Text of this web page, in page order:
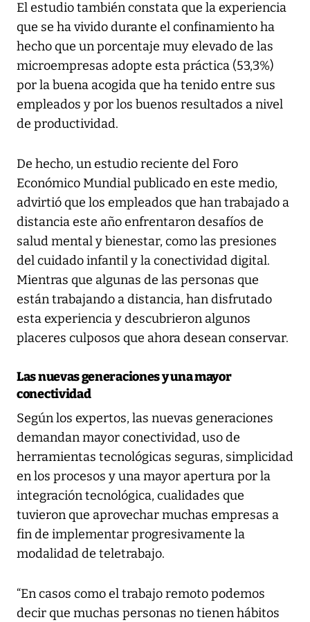
El estudio también constata que la experiencia
que se ha vivido durante el confinamiento ha
hecho que un porcentaje muy elevado de las
microempresas adopte esta práctica (53,3%)
por la buena acogida que ha tenido entre sus
empleados y por los buenos resultados a nivel
de productividad.
De hecho, un estudio reciente del Foro
Económico Mundial publicado en este medio,
advirtió que los empleados que han trabajado a
distancia este año enfrentaron desafíos de
salud mental y bienestar, como las presiones
del cuidado infantil y la conectividad digital.
Mientras que algunas de las personas que
están trabajando a distancia, han disfrutado
esta experiencia y descubrieron algunos
placeres culposos que ahora desean conservar.
Las nuevas generaciones y una mayor
conectividad
Según los expertos, las nuevas generaciones
demandan mayor conectividad, uso de
herramientas tecnológicas seguras, simplicidad
en los procesos y una mayor apertura por la
integración tecnológica, cualidades que
tuvieron que aprovechar muchas empresas a
fin de implementar progresivamente la
modalidad de teletrabajo.
“En casos como el trabajo remoto podemos
decir que muchas personas no tienen hábitos